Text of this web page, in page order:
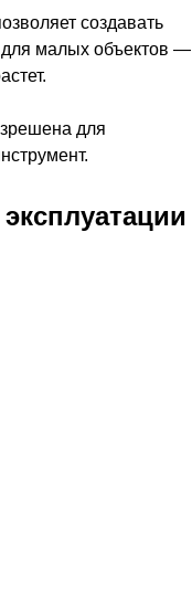
создавать
для малых объектов —
для